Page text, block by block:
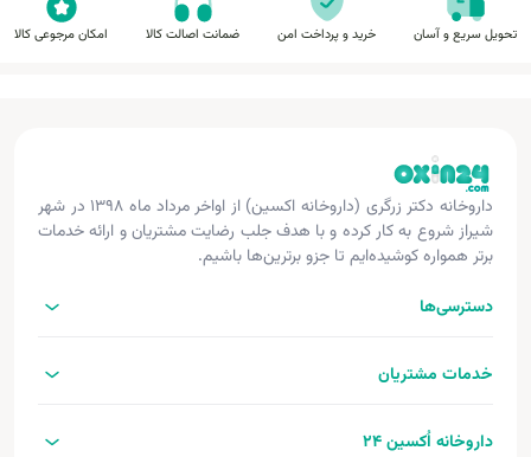
تحویل سریع و آسان خرید و پرداخت امن ضمانت اصالت کالا امکان مرجوعی کالا
داروخانه دکتر زرگری (داروخانه اکسین) از اواخر مرداد ماه ۱۳۹۸ در شهر
شیراز شروع به کار کرده و با هدف جلب رضایت مشتریان و ارائه خدمات
برتر همواره کوشیده‌ایم تا جزو برترین‌ها باشیم.
دسترسی‌ها
خدمات مشتریان
داروخانه اُکسین 24